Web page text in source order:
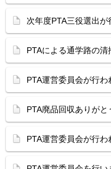
次年度PTA三役選出
PTAによる通学路の
PTA運営委員会が行
PTA廃品回収ありが
PTA運営委員会が行